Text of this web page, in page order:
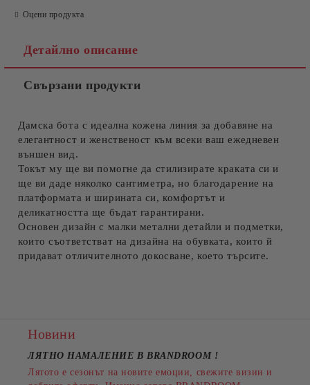
Ние ще се свържем с вас в рамките на работния ден.
Оцени продукта
Детайлно описание
Свързани продукти
Дамска бота с идеална кожена линия за добавяне на
елегантност и женственост към всеки ваш ежедневен
външен вид.
Токът му ще ви помогне да стилизирате краката си и
ще ви даде няколко сантиметра, но благодарение на
платформата и ширината си, комфортът и
деликатността ще бъдат гарантирани.
Основен дизайн с малки метални детайли и подметки,
които съответстват на дизайна на обувката, които й
придават отличителното докосване, което търсите.
Новини
ЛЯТНО НАМАЛЕНИЕ В BRANDROOM !
Лятото е сезонът на новите емоции, свежите визии и